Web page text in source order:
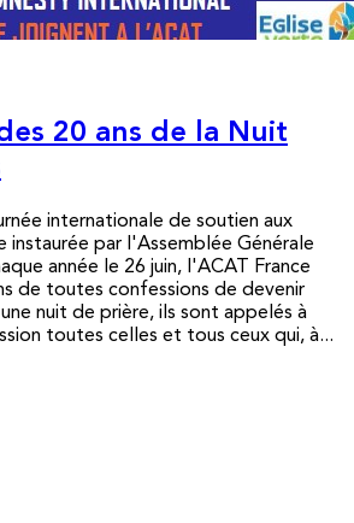
20 ans de la Nuit
internationale de soutien aux
instaurée par l'Assemblée Générale
année le 26 juin, l'ACAT France
de toutes confessions de devenir
nuit de prière, ils sont appelés à
toutes celles et tous ceux qui, à...